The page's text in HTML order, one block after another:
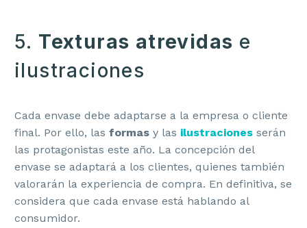
5. Texturas atrevidas e
ilustraciones
Cada envase debe adaptarse a la empresa o cliente
final. Por ello, las formas y las ilustraciones serán
las protagonistas este año. La concepción del
envase se adaptará a los clientes, quienes también
valorarán la experiencia de compra. En definitiva, se
considera que cada envase está hablando al
consumidor.